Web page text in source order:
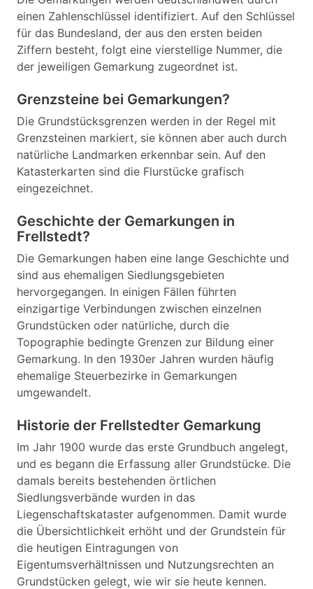
einen Zahlenschlüssel identifiziert. Auf den Schlüssel
für das Bundesland, der aus den ersten beiden
Ziffern besteht, folgt eine vierstellige Nummer, die
der jeweiligen Gemarkung zugeordnet ist.
Grenzsteine bei Gemarkungen?
Die Grundstücksgrenzen werden in der Regel mit
Grenzsteinen markiert, sie können aber auch durch
natürliche Landmarken erkennbar sein. Auf den
Katasterkarten sind die Flurstücke grafisch
eingezeichnet.
Geschichte der Gemarkungen in
Frellstedt?
Die Gemarkungen haben eine lange Geschichte und
sind aus ehemaligen Siedlungsgebieten
hervorgegangen. In einigen Fällen führten
einzigartige Verbindungen zwischen einzelnen
Grundstücken oder natürliche, durch die
Topographie bedingte Grenzen zur Bildung einer
Gemarkung. In den 1930er Jahren wurden häufig
ehemalige Steuerbezirke in Gemarkungen
umgewandelt.
Historie der Frellstedter Gemarkung
Im Jahr 1900 wurde das erste Grundbuch angelegt,
und es begann die Erfassung aller Grundstücke. Die
damals bereits bestehenden örtlichen
Siedlungsverbände wurden in das
Liegenschaftskataster aufgenommen. Damit wurde
die Übersichtlichkeit erhöht und der Grundstein für
die heutigen Eintragungen von
Eigentumsverhältnissen und Nutzungsrechten an
Grundstücken gelegt, wie wir sie heute kennen.